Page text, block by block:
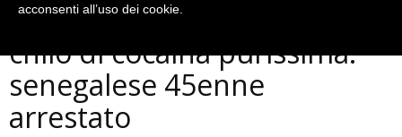
Terni, trovato con mezzo
chilo di cocaina purissima:
senegalese 45enne
arrestato
acconsenti all’uso dei cookie.